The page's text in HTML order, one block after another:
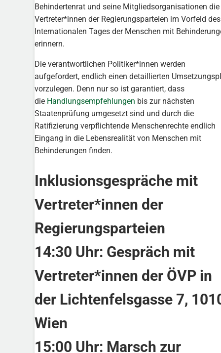
Behindertenrat und seine Mitgliedsorganisationen die
Vertreter*innen der Regierungsparteien im Vorfeld des
Internationalen Tages der Menschen mit
erinnern.
Die verantwortlichen Politiker*innen werden
aufgefordert, endlich einen detaillierten
vorzulegen. Denn nur so ist garantiert, dass
die Handlungsempfehlungen bis zur nächsten
Staatenprüfung umgesetzt sind und durch die
Ratifizierung verpflichtende Menschenrechte endlich
Eingang in die Lebensrealität von Menschen mit
Behinderungen finden.
Inklusionsgespräche mit
Vertreter*innen der
Regierungsparteien
14:30 Uhr: Gespräch mit
Vertreter*innen der ÖVP in
der Lichtenfelsgasse 7,
Wien
15:00 Uhr: Marsch zur